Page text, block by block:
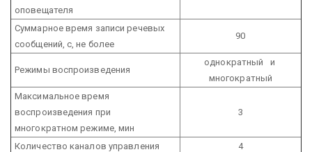
оповещателя
Суммарное время записи речевых
сообщений, с, не более
90
Режимы воспроизведения
однократный и
многократный
Максимальное время
воспроизведения при
многократном режиме, мин
3
Количество каналов управления
4